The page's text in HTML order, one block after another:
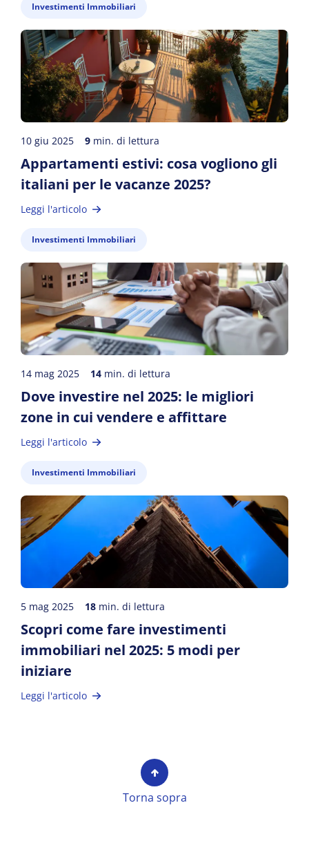
Investimenti Immobiliari
10 giu 2025 9 min. di lettura
Appartamenti estivi: cosa vogliono gli
italiani per le vacanze 2025?
Leggi l'articolo
Investimenti Immobiliari
14 mag 2025 14 min. di lettura
Dove investire nel 2025: le migliori
zone in cui vendere e affittare
Leggi l'articolo
Investimenti Immobiliari
5 mag 2025 18 min. di lettura
Scopri come fare investimenti
immobiliari nel 2025: 5 modi per
iniziare
Leggi l'articolo
Torna sopra